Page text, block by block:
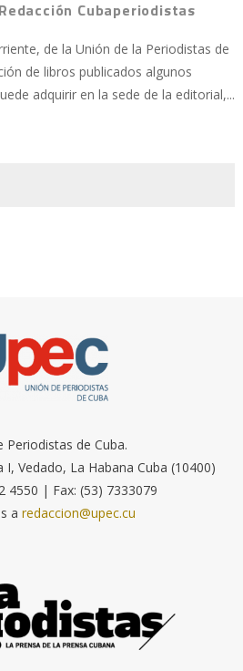
Redacción Cubaperiodistas
de la Unión de la Periodistas de
de libros publicados algunos
adquirir en la sede de la editorial,...
Periodistas de Cuba.
I, Vedado, La Habana Cuba (10400)
4550 | Fax: (53) 7333079
a redaccion@upec.cu